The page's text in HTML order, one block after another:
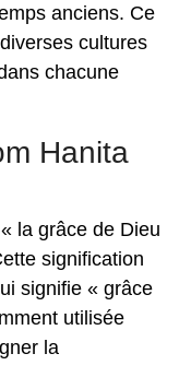
anciens. Ce
cultures
chacune
Hanita
la grâce de Dieu
signification
signifie « grâce
utilisée
la